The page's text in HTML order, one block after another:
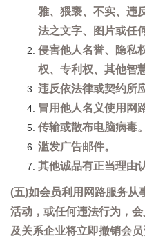
雅、猥亵、不实、违
法之文字、图片或任
侵害他人名誉、隐私
权、专利权、其他智
违反依法律或契约所
冒用他人名义使用网
传输或散布电脑病毒。
滥发广告邮件。
其他诚品有正当理由
(五)如会员利用网路服务从
活动，或任何违法行为，
及关系企业将立即撤销会